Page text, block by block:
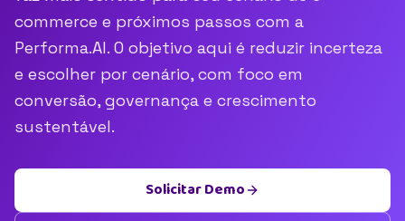
commerce e próximos passos com a
Performa.AI. O objetivo aqui é reduzir incerteza
e escolher por cenário, com foco em
conversão, governança e crescimento
sustentável.
Solicitar Demo